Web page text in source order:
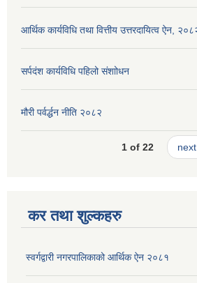
आर्थिक कार्यविधि तथा वित्तीय उत्तरदायित्व ऐन,
सर्पदंश कार्यविधि पहिलो संशाोधन
मौरी पर्वर्द्धन नीति २०८२
1 of 22 next
कर तथा शुल्कहरु
स्वर्गद्वारी नगरपालिकाको आर्थिक ऐन २०८१